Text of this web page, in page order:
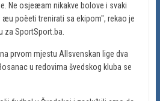
Ne osjeæam nikakve bolove i svaki
æu poèeti trenirati sa ekipom", rekao je
za SportSport.ba.
prvom mjestu Allsvenskan lige dva
u redovima švedskog kluba se